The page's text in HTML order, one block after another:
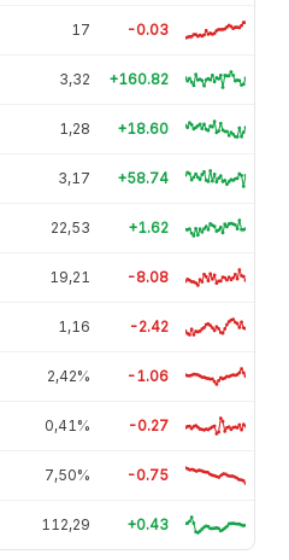
17 -0.03
3,32 +160.82
1,28 +18.60
3,17 +58.74
22,53 +1.62
19,21 -8.08
1,16 -2.42
2,42% -1.06
0,41% -0.27
7,50% -0.75
112,29 +0.43